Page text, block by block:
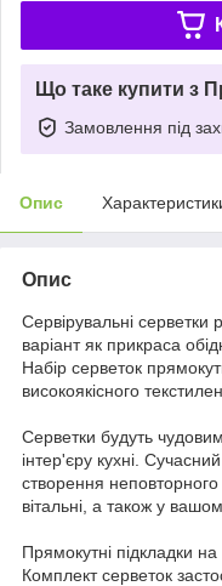
Що таке купити з
Замовлення під
Опис
Опис
Сервірувальні
варіант як прикраса
Набір серветок
високоякісного
Серветки будуть
інтер'єру кухні.
створення неповторного
вітальні, а також у
Прямокутні підкладки на
Комплект серветок